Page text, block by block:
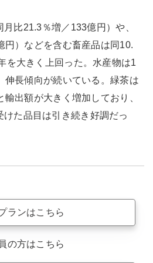
比21.3％増／133億円）や、
円）などを含む畜産品は同10.
を大きく上回った。水産物は1
伸長傾向が続いている。緑茶は
出額が大きく増加しており、
けた品目は引き続き好調だっ
ランはこちら
の方はこちら